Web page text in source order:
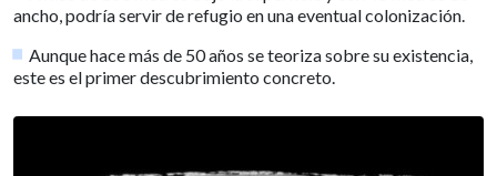
ancho, podría servir de refugio en una eventual colonización.
Aunque hace más de 50 años se teoriza sobre su existencia,
este es el primer descubrimiento concreto.